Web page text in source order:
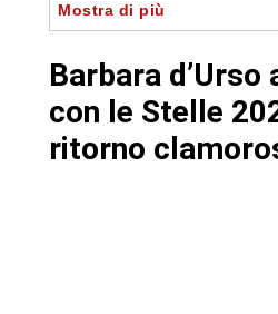
- Cachet da capogiro: fino a
- Un cast ancora in
- Autore
Mostra di più
Barbara d’Urso
con le Stelle
ritorno